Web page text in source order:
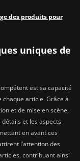
des produits pour
uniques de
est sa capacité
article. Grâce à
et de mise en scène,
et les aspects
en avant ces
l’attention des
contribuant ainsi